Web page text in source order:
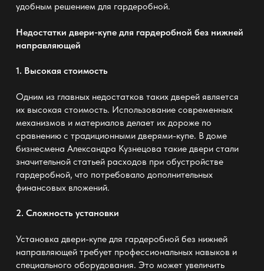
удобным решением для гардеробной.
Недостатки двери-купе для гардеробной без нижней
направляющей
1. Высокая стоимость
Одним из главных недостатков таких дверей является
их высокая стоимость. Использование современных
механизмов и материалов делает их дороже по
сравнению с традиционными дверями-купе. В доме
бизнесмена Александра Кузнецова такие двери стали
значительной статьей расходов при обустройстве
гардеробной, что потребовало дополнительных
финансовых вложений.
2. Сложность установки
Установка двери-купе для гардеробной без нижней
направляющейтребует профессиональных навыков и
специального оборудования. Это может увеличить